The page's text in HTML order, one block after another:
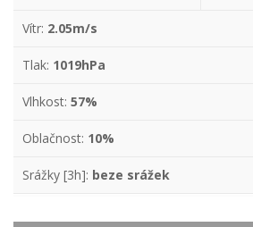
Vítr: 2.05m/s
Tlak: 1019hPa
Vlhkost: 57%
Oblačnost: 10%
Srážky [3h]: beze srážek